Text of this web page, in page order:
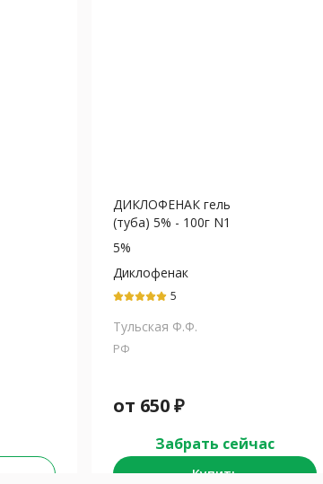
ДИКЛОФЕНАК гель
(туба) 5% - 100г N1
5%
Диклофенак
5
Тульская Ф.Ф.
РФ
от 650₽
Забрать сейчас
Купить